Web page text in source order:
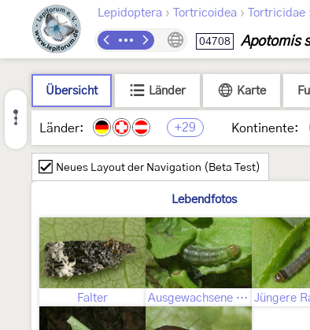
Lepidoptera › Tortricoidea › Tortricidae
04708 Apotomis
Übersicht Länder Karte
Länder: +29 Kontinente:
Neues Layout der Navigation (Beta Test)
Lebendfotos
Falter Ausgewachsene Raupe